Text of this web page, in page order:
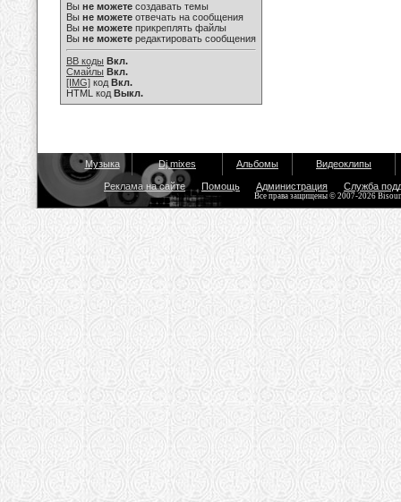
Вы не можете создавать темы
Вы не можете отвечать на сообщения
Вы не можете прикреплять файлы
Вы не можете редактировать сообщения
BB коды Вкл.
Смайлы Вкл.
[IMG] код Вкл.
HTML код Выкл.
Музыка Dj mixes Альбомы Видеоклипы
Реклама на сайте Помощь Администрация Служба
Все права защищены © 2007-2026